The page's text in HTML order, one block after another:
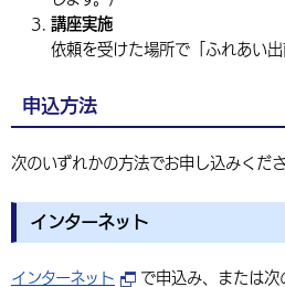
講座実施
依頼を受けた場所で「ふれあい
申込方法
次のいずれかの方法でお申し込みくださ
インターネット
インターネット
で申込み、または次